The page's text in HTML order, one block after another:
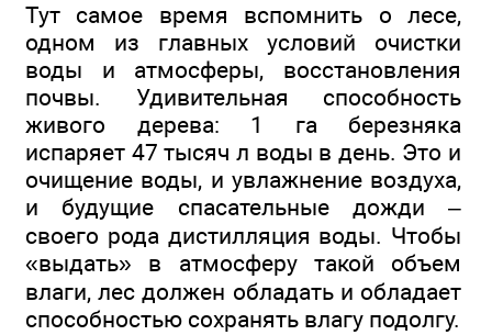
Тут самое время вспомнить о лесе,
одном из главных условий очистки
воды и атмосферы, восстановления
почвы. Удивительная способность
живого дерева: 1 га березняка
испаряет 47 тысяч л воды в день. Это и
очищение воды, и увлажнение воздуха,
и будущие спасательные дожди –
своего рода дистилляция воды. Чтобы
«выдать» в атмосферу такой объем
влаги, лес должен обладать и обладает
способностью сохранять влагу подолгу.